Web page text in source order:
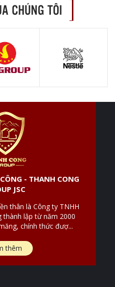
CHÚNG TÔI
- THANH CONG
JSC
thân là Công ty TNHH
thành lập từ năm 2000
chính thức đượ...
thêm